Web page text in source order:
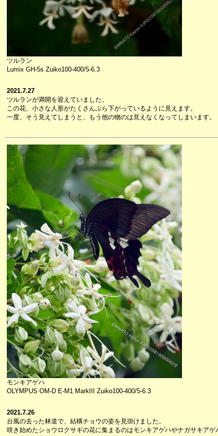
ツルラン
Lumix GH-5s Zuiko100-400/5-6.3
2021.7.27
ツルランが満開を迎えていました。
この花、小さな人形がたくさんぶら下がっているように見えます。
一度、そう見えてしまうと、もう他の物のは見えなくなってしまいます。
モンキアゲハ
OLYMPUS OM-D E-M1 MarkIII Zuiko100-400/5-6.3
2021.7.26
台風の去った林道で、結構チョウの姿を見掛けました。
咲き始めたショウロクサギの花に集まるのはモンキアゲハやナガサキアゲ